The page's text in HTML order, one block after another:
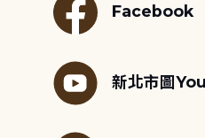
Facebook
新北市圖